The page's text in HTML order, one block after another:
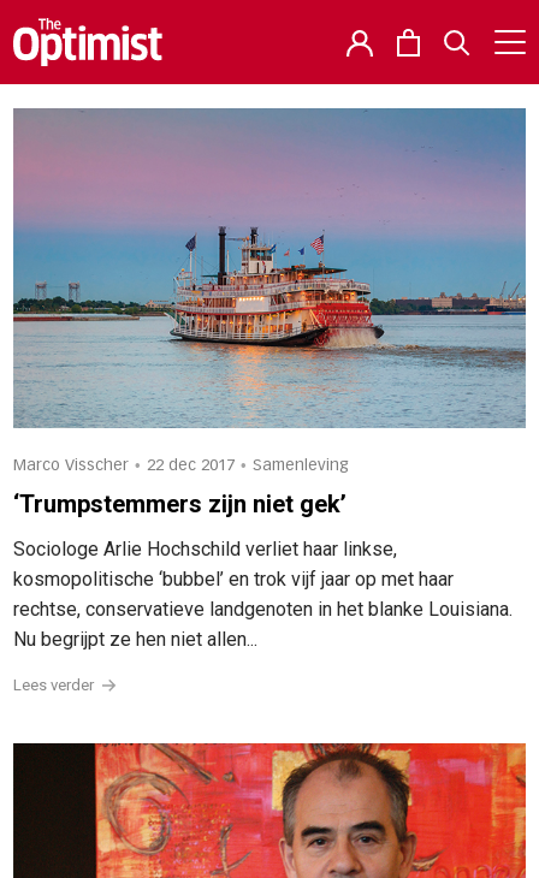
Marco Visscher • 22 dec 2017 • Samenleving
‘Trumpstemmers zijn niet gek’
Sociologe Arlie Hochschild verliet haar linkse,
kosmopolitische ‘bubbel’ en trok vijf jaar op met haar
rechtse, conservatieve landgenoten in het blanke Louisiana.
Nu begrijpt ze hen niet allen...
Lees verder